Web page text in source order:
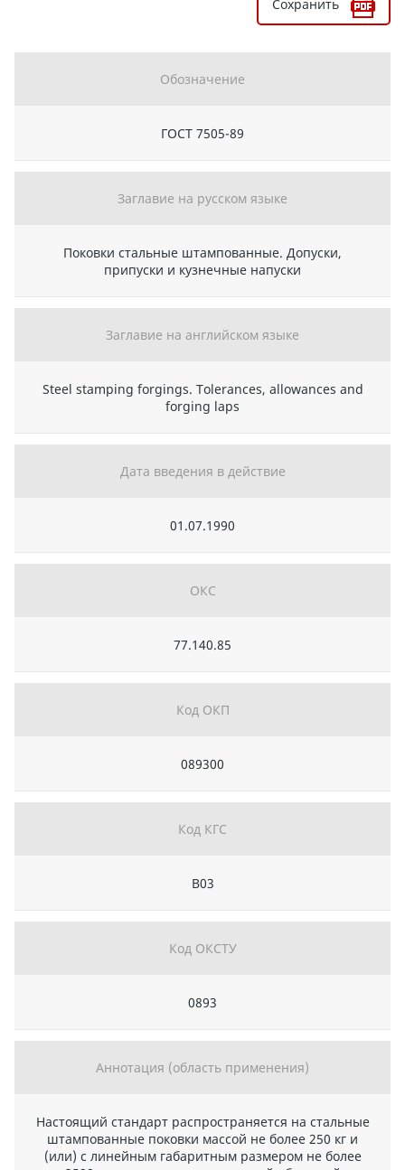
Сохранить
Обозначение
ГОСТ 7505-89
Заглавие на русском языке
Поковки стальные штампованные. Допуски,
припуски и кузнечные напуски
Заглавие на английском языке
Steel stamping forgings. Tolerances, allowances and
forging laps
Дата введения в действие
01.07.1990
ОКС
77.140.85
Код ОКП
089300
Код КГС
В03
Код ОКСТУ
0893
Аннотация (область применения)
Настоящий стандарт распространяется на стальные
штампованные поковки массой не более 250 кг и
(или) с линейным габаритным размером не более